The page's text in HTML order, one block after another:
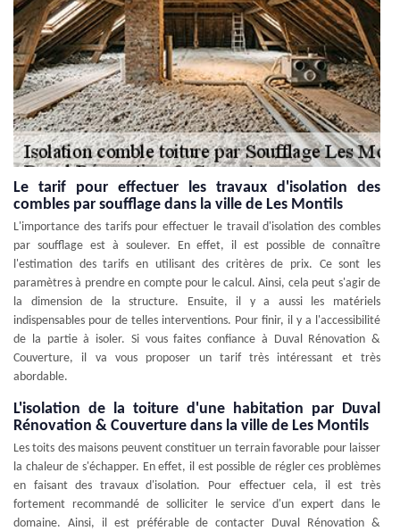
Le tarif pour effectuer les travaux d'isolation des
combles par soufflage dans la ville de Les Montils
L'importance des tarifs pour effectuer le travail d'isolation des combles
par soufflage est à soulever. En effet, il est possible de connaître
l'estimation des tarifs en utilisant des critères de prix. Ce sont les
paramètres à prendre en compte pour le calcul. Ainsi, cela peut s'agir de
la dimension de la structure. Ensuite, il y a aussi les matériels
indispensables pour de telles interventions. Pour finir, il y a l'accessibilité
de la partie à isoler. Si vous faites confiance à Duval Rénovation &
Couverture, il va vous proposer un tarif très intéressant et très
abordable.
L'isolation de la toiture d'une habitation par Duval
Rénovation & Couverture dans la ville de Les Montils
Les toits des maisons peuvent constituer un terrain favorable pour laisser
la chaleur de s'échapper. En effet, il est possible de régler ces problèmes
en faisant des travaux d'isolation. Pour effectuer cela, il est très
fortement recommandé de solliciter le service d'un expert dans le
domaine. Ainsi, il est préférable de contacter Duval Rénovation &